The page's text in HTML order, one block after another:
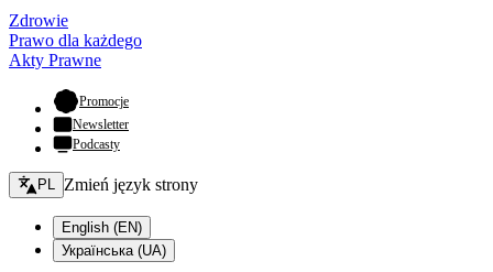
Zdrowie
Prawo dla każdego
Akty Prawne
Promocje- otwiera się w nowej karcie
Newsletter
Podcasty
Zmień język - bieżący:
PL Zmień język strony
English (EN)
Українська (UA)